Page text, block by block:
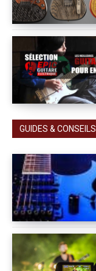
GUIDES & CONSEILS